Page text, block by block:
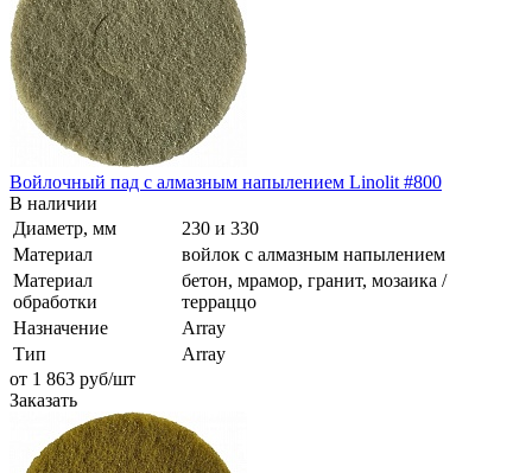
Войлочный пад с алмазным напылением Linolit #800
В наличии
Диаметр, мм
230 и 330
Материал
войлок с алмазным напылением
Материал
обработки
бетон, мрамор, гранит, мозаика /
терраццо
Назначение
Array
Тип
Array
от 1 863 руб/шт
Заказать